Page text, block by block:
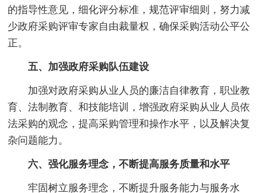
的指导性意见，细化评分标准，规范评审细则，努力减
少政府采购评审专家自由裁量权，确保采购活动公平公
正。
五、加强政府采购队伍建设
加强对政府采购从业人员的廉洁自律教育，职业教
育、法制教育、和技能培训，增强政府采购从业人员依
法采购的观念，提高采购管理和操作水平，以及解决复
杂问题能力。
六、强化服务理念，不断提高服务质量和水平
牢固树立服务理念，不断提升服务能力与服务水